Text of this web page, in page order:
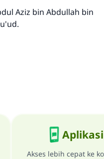
Aziz bin Abdullah bin
Akses lebih cepat ke